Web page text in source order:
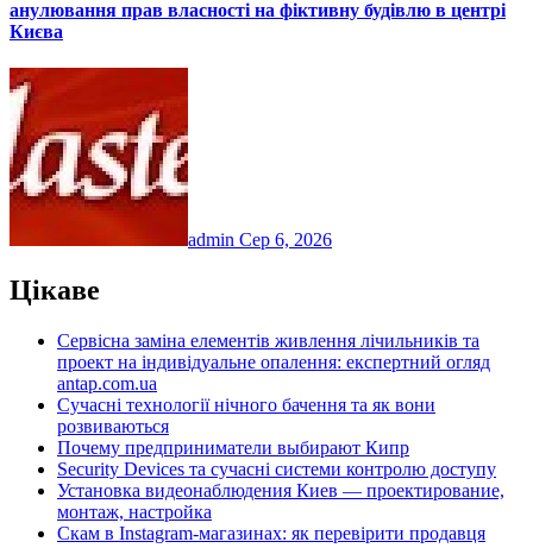
анулювання прав власності на фіктивну будівлю в центрі
Києва
admin Сер 6, 2026
Цікаве
Сервісна заміна елементів живлення лічильників та
проект на індивідуальне опалення: експертний огляд
antap.com.ua
Сучасні технології нічного бачення та як вони
розвиваються
Почему предприниматели выбирают Кипр
Security Devices та сучасні системи контролю доступу
Установка видеонаблюдения Киев — проектирование,
монтаж, настройка
Скам в Instagram-магазинах: як перевірити продавця